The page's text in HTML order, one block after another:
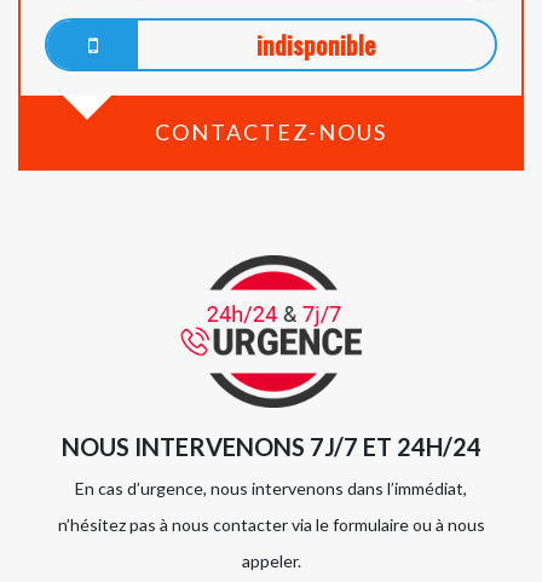
indisponible
CONTACTEZ-NOUS
NOUS INTERVENONS 7J/7 ET 24H/24
En cas d’urgence, nous intervenons dans l’immédiat,
n’hésitez pas à nous contacter via le formulaire ou à nous
appeler.